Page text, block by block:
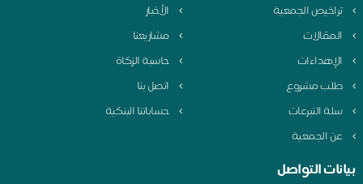
الجمعية
الأخبار
مشاريعنا
حاسبة الزكاة
مشروع
اتصل بنا
التبرعات
حساباتنا البنكية
الجمعية
التواصل